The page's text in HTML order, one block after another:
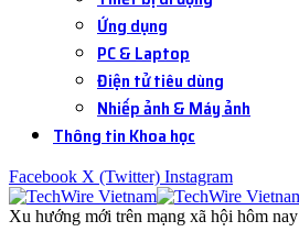
Ứng dụng
PC & Laptop
Điện tử tiêu dùng
Nhiếp ảnh & Máy ảnh
Thông tin Khoa học
Facebook X (Twitter) Instagram
Xu hướng mới trên mạng xã hội hôm nay